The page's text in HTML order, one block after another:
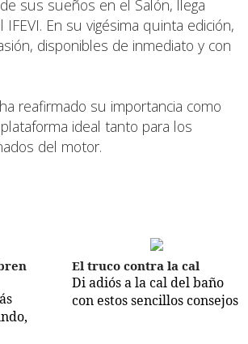
sus sueños en el Salón, llega
En su vigésima quinta edición,
disponibles de inmediato y con
reafirmado su importancia como
ideal tanto para los
del motor.
El truco contra la cal
Di adiós a la cal del baño
con estos sencillos consejos